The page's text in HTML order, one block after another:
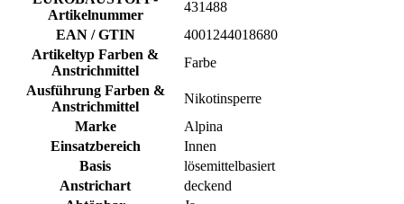
Artikelnummer
431488
EAN / GTIN
4001244018680
Artikeltyp Farben &
Anstrichmittel
Farbe
Ausführung Farben &
Anstrichmittel
Nikotinsperre
Marke
Alpina
Einsatzbereich
Innen
Basis
lösemittelbasiert
Anstrichart
deckend